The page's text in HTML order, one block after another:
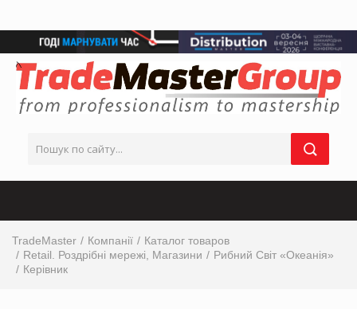
TradeMaster Компанії
Каталог товаров
Retail. Роздрібні мережі, Магазини
Рибний Світ «Океанія»
Керівник